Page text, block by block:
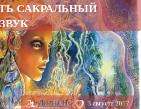
САКРАЛЬНЫЙ
Диана H 3 августа 2017